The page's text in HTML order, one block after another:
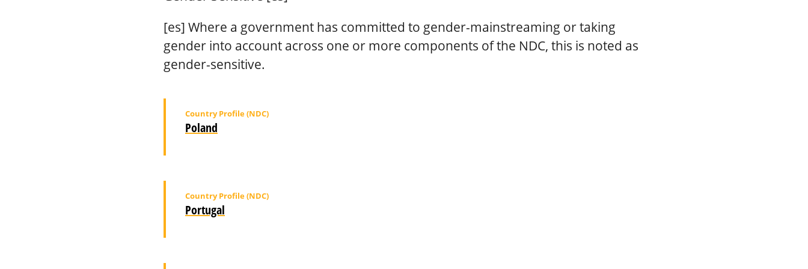
[es] Where a government has committed to gender-mainstreaming or taking
gender into account across one or more components of the NDC, this is noted as
gender-sensitive.
Poland
Country Profile (NDC)
Portugal
Country Profile (NDC)